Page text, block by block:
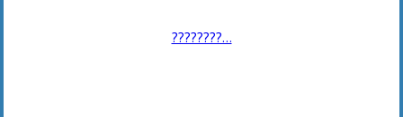
????????...